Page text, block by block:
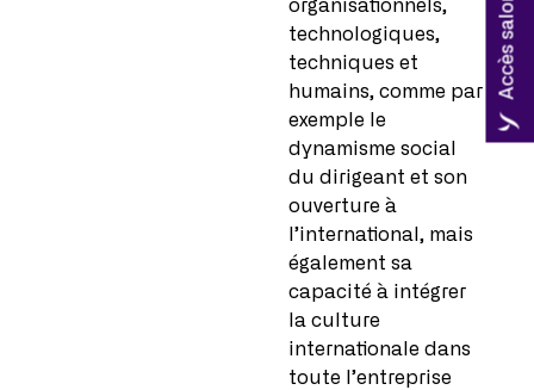
organisationnels,
technologiques,
techniques et
humains, comme par
exemple le
dynamisme social
du dirigeant et son
ouverture à
l’international, mais
également sa
capacité à intégrer
la culture
internationale dans
toute l’entreprise